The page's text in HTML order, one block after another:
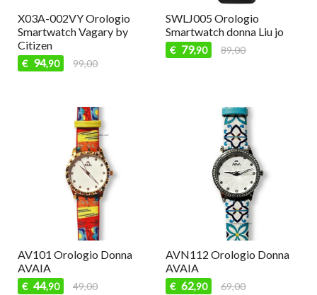
X03A-002VY Orologio
Smartwatch Vagary by
Citizen
€ 94,90 99,00
SWLJ005 Orologio
Smartwatch donna Liu jo
€ 79,90 89,00
AV101 Orologio Donna
AVAIA
€ 44,90 49,00
AVN112 Orologio Donna
AVAIA
€ 62,90 69,00